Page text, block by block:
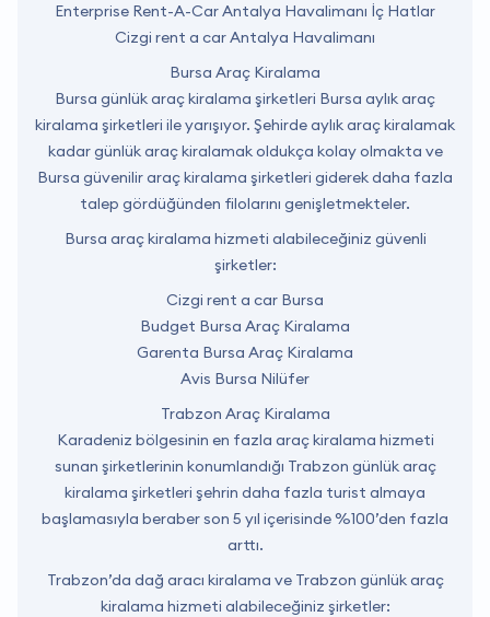
Enterprise Rent-A-Car Antalya Havalimanı İç Hatlar
Cizgi rent a car Antalya Havalimanı
Bursa Araç Kiralama
Bursa günlük araç kiralama şirketleri Bursa aylık araç
kiralama şirketleri ile yarışıyor. Şehirde aylık araç kiralamak
kadar günlük araç kiralamak oldukça kolay olmakta ve
Bursa güvenilir araç kiralama şirketleri giderek daha fazla
talep gördüğünden filolarını genişletmekteler.
Bursa araç kiralama hizmeti alabileceğiniz güvenli
şirketler:
Cizgi rent a car Bursa
Budget Bursa Araç Kiralama
Garenta Bursa Araç Kiralama
Avis Bursa Nilüfer
Trabzon Araç Kiralama
Karadeniz bölgesinin en fazla araç kiralama hizmeti
sunan şirketlerinin konumlandığı Trabzon günlük araç
kiralama şirketleri şehrin daha fazla turist almaya
başlamasıyla beraber son 5 yıl içerisinde %100’den fazla
arttı.
Trabzon’da dağ aracı kiralama ve Trabzon günlük araç
kiralama hizmeti alabileceğiniz şirketler: